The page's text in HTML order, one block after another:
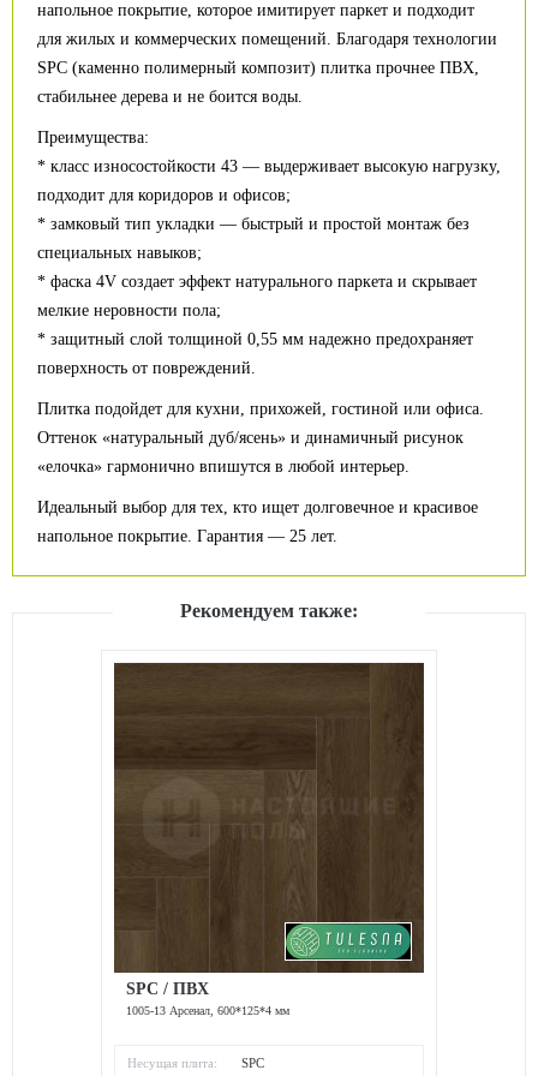
напольное покрытие, которое имитирует паркет и подходит
для жилых и коммерческих помещений. Благодаря технологии
SPC (каменно полимерный композит) плитка прочнее ПВХ,
стабильнее дерева и не боится воды.
Преимущества:
* класс износостойкости 43 — выдерживает высокую нагрузку,
подходит для коридоров и офисов;
* замковый тип укладки — быстрый и простой монтаж без
специальных навыков;
* фаска 4V создает эффект натурального паркета и скрывает
мелкие неровности пола;
* защитный слой толщиной 0,55 мм надежно предохраняет
поверхность от повреждений.
Плитка подойдет для кухни, прихожей, гостиной или офиса.
Оттенок «натуральный дуб/ясень» и динамичный рисунок
«елочка» гармонично впишутся в любой интерьер.
Идеальный выбор для тех, кто ищет долговечное и красивое
напольное покрытие. Гарантия — 25 лет.
Рекомендуем также:
SPC / ПВХ
1005-13 Арсенал, 600*125*4 мм
Несущая плита:
SPC